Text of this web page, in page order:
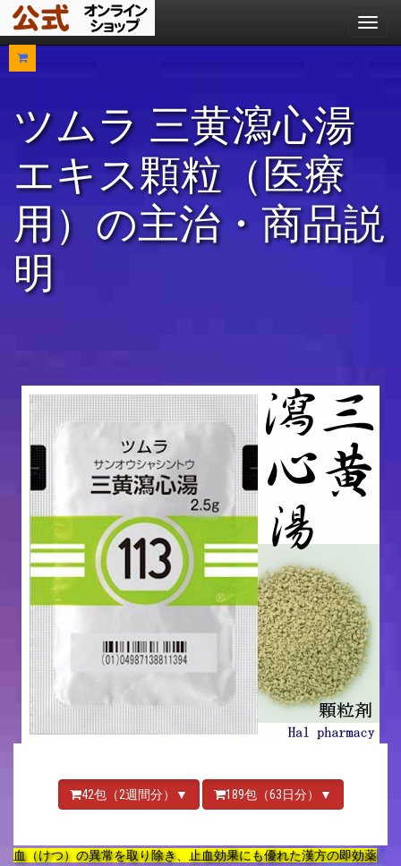
メ
ニ
ツムラ 三黄瀉心湯
エキス顆粒（医療
用）の主治・商品説
明
42包（2週間分）▼ 189包（63日分）▼
血（けつ）の異常を取り除き、止血効果にも優れた漢方の即効薬